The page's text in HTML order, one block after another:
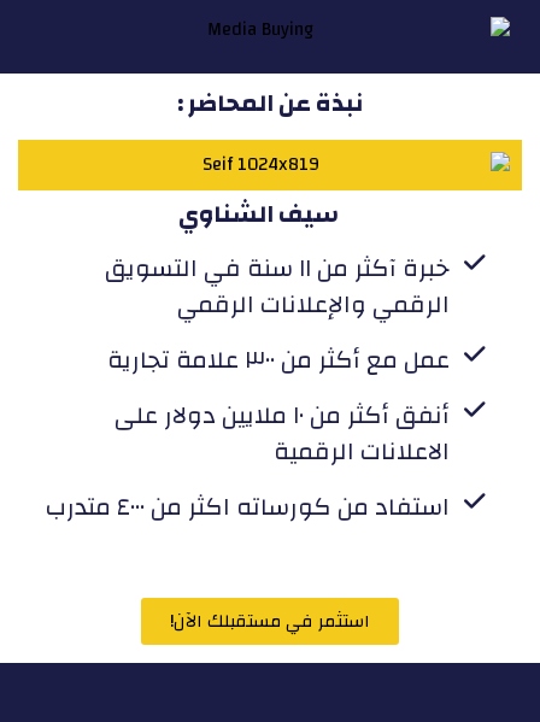
نبذة عن المحاضر :
سيف الشناوي
خبرة آكثر من ١١ سنة في التسويق
الرقمي والإعلانات الرقمي
عمل مع أكثر من ٣٠٠ علامة تجارية
أنفق أكثر من ١٠ ملايين دولار على
الاعلانات الرقمية
استفاد من كورساته اكثر من ٤٠٠٠ متدرب
استثمر في مستقبلك الآن!